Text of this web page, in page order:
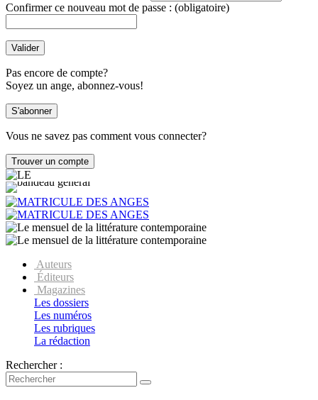
Confirmer ce nouveau mot de passe : (obligatoire)
Pas encore de compte?
Soyez un ange, abonnez-vous!
Vous ne savez pas comment vous connecter?
Auteurs
Éditeurs
Magazines
Les dossiers
Les numéros
Les rubriques
La rédaction
Rechercher :